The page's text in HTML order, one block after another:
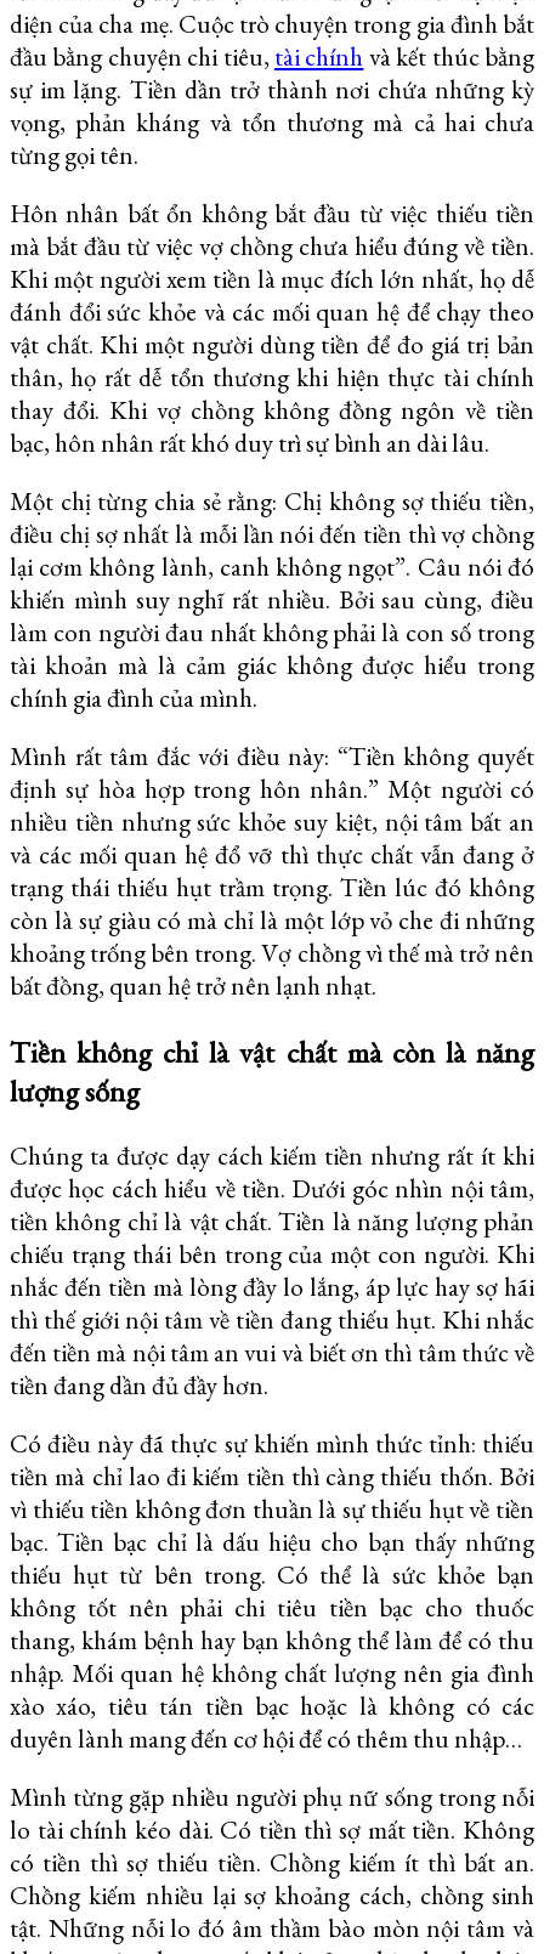
diện của cha mẹ. Cuộc trò chuyện trong gia đình bắt
đầu bằng chuyện chi tiêu, tài chínhvà kết thúc bằng
sự im lặng. Tiền dần trở thành nơi chứa những kỳ
vọng, phản kháng và tổn thương mà cả hai chưa
từng gọi tên.
Hôn nhân bất ổn không bắt đầu từ việc thiếu tiền
mà bắt đầu từ việc vợ chồng chưa hiểu đúng về tiền.
Khi một người xem tiền là mục đích lớn nhất, họ dễ
đánh đổi sức khỏe và các mối quan hệ để chạy theo
vật chất. Khi một người dùng tiền để đo giá trị bản
thân, họ rất dễ tổn thương khi hiện thực tài chính
thay đổi. Khi vợ chồng không đồng ngôn về tiền
bạc, hôn nhân rất khó duy trì sự bình an dài lâu.
Một chị từng chia sẻ rằng: Chị không sợ thiếu tiền,
điều chị sợ nhất là mỗi lần nói đến tiền thì vợ chồng
lại cơm không lành, canh không ngọt”. Câu nói đó
khiến mình suy nghĩ rất nhiều. Bởi sau cùng, điều
làm con người đau nhất không phải là con số trong
tài khoản mà là cảm giác không được hiểu trong
chính gia đình của mình.
Mình rất tâm đắc với điều này: “Tiền không quyết
định sự hòa hợp trong hôn nhân.” Một người có
nhiều tiền nhưng sức khỏe suy kiệt, nội tâm bất an
và các mối quan hệ đổ vỡ thì thực chất vẫn đang ở
trạng thái thiếu hụt trầm trọng. Tiền lúc đó không
còn là sự giàu có mà chỉ là một lớp vỏ che đi những
khoảng trống bên trong. Vợ chồng vì thế mà trở nên
bất đồng, quan hệ trở nên lạnh nhạt.
Tiền không chỉ là vật chất mà còn là năng
lượng sống
Chúng ta được dạy cách kiếm tiền nhưng rất ít khi
được học cách hiểu về tiền. Dưới góc nhìn nội tâm,
tiền không chỉ là vật chất. Tiền là năng lượng phản
chiếu trạng thái bên trong của một con người. Khi
nhắc đến tiền mà lòng đầy lo lắng, áp lực hay sợ hãi
thì thế giới nội tâm về tiền đang thiếu hụt. Khi nhắc
đến tiền mà nội tâm an vui và biết ơn thì tâm thức về
tiền đang dần đủ đầy hơn.
Có điều này đã thực sự khiến mình thức tỉnh: thiếu
tiền mà chỉ lao đi kiếm tiền thì càng thiếu thốn. Bởi
vì thiếu tiền không đơn thuần là sự thiếu hụt về tiền
bạc. Tiền bạc chỉ là dấu hiệu cho bạn thấy những
thiếu hụt từ bên trong. Có thể là sức khỏe bạn
không tốt nên phải chi tiêu tiền bạc cho thuốc
thang, khám bệnh hay bạn không thể làm để có thu
nhập. Mối quan hệ không chất lượng nên gia đình
xào xáo, tiêu tán tiền bạc hoặc là không có các
duyên lành mang đến cơ hội để có thêm thu nhập…
Mình từng gặp nhiều người phụ nữ sống trong nỗi
lo tài chính kéo dài. Có tiền thì sợ mất tiền. Không
có tiền thì sợ thiếu tiền. Chồng kiếm ít thì bất an.
Chồng kiếm nhiều lại sợ khoảng cách, chồng sinh
tật. Những nỗi lo đó âm thầm bào mòn nội tâm và